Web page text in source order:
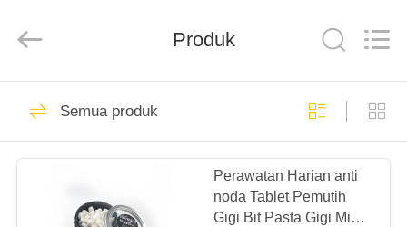
RUMAH
PRODUK
VIDEO
CARE
CENTER.
Pasta Gigi
Perawatan Mulut
150
Produk
Semua produk
Perawatan Harian anti
noda Tablet Pemutih
Gigi Bit Pasta Gigi Mint